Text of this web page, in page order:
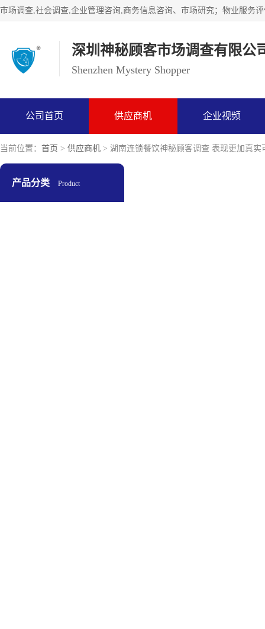
深圳神秘顾客市场调查有限公
Shenzhen Mystery Shopper
公司首页 供应商机 企业视频
当前位置： 首页 > 供应商机 > 湖南连锁餐饮神秘顾客调查 表现更加真实
产品分类 Product